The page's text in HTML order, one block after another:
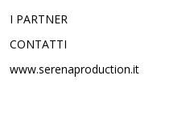
I PARTNER
CONTATTI
www.serenaproduction.it